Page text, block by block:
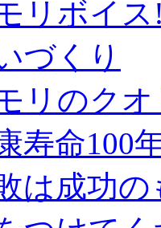
リボイス!
づくり
リのクオ
寿命100
は成功の